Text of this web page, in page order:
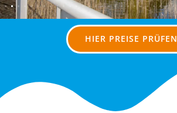
HIER PREISE PRÜFEN